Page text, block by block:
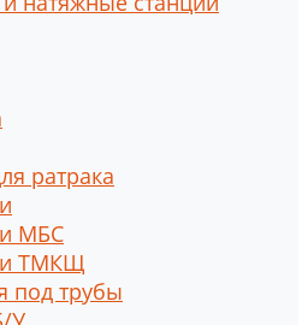
ратрака
МБС
ТМКЩ
под трубы